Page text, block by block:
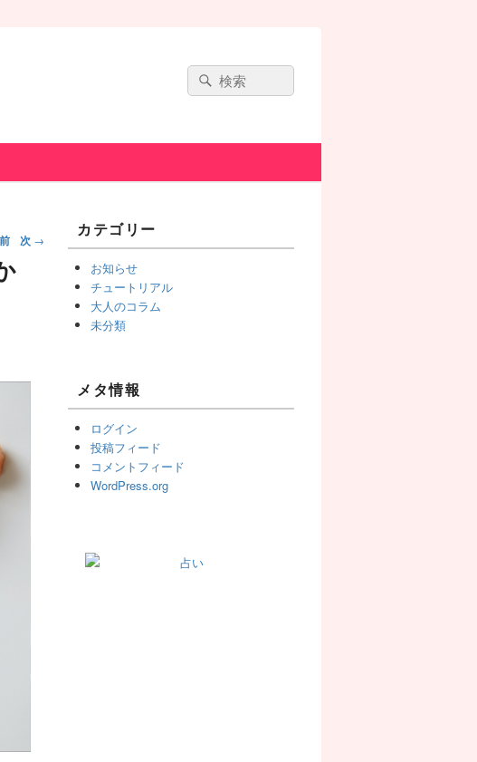
Search
for:
Search
前 次 →
Sidebar
Area
カテゴリー
お知らせ
チュートリアル
大人のコラム
未分類
メタ情報
ログイン
投稿フィード
コメントフィード
WordPress.org